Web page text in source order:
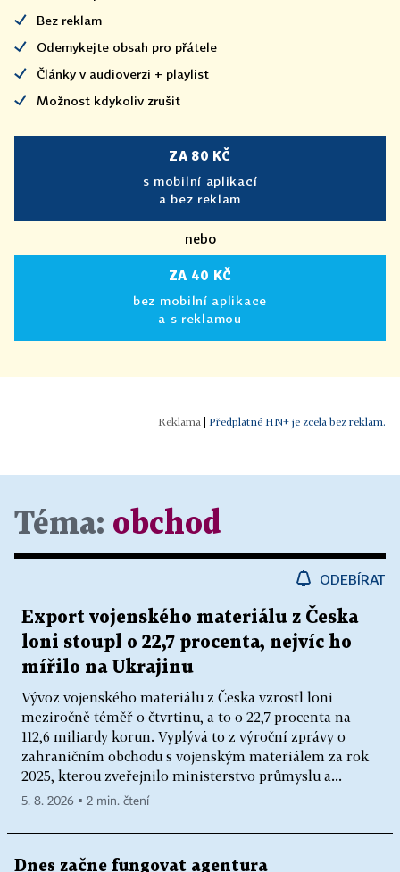
Bez reklam
Odemykejte obsah pro přátele
Články v audioverzi + playlist
Možnost kdykoliv zrušit
ZA 80 KČ
s mobilní aplikací
a bez reklam
nebo
ZA 40 KČ
bez mobilní aplikace
a s reklamou
Předplatné HN+ je zcela bez reklam.
Téma: obchod
ODEBÍRAT
Export vojenského materiálu z Česka
loni stoupl o 22,7 procenta, nejvíc ho
mířilo na Ukrajinu
Vývoz vojenského materiálu z Česka vzrostl loni
meziročně téměř o čtvrtinu, a to o 22,7 procenta na
112,6 miliardy korun. Vyplývá to z výroční zprávy o
zahraničním obchodu s vojenským materiálem za rok
2025, kterou zveřejnilo ministerstvo průmyslu a...
5. 8. 2026 ▪ 2 min. čtení
Dnes začne fungovat agentura